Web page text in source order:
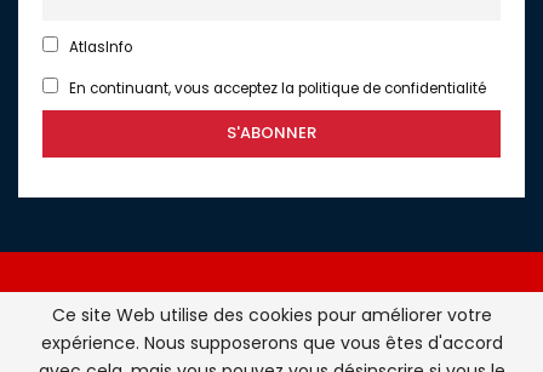
AtlasInfo
En continuant, vous acceptez la politique de confidentialité
Atlasinfo.fr : l'essentiel de l'actualité de la France et du
Ce site Web utilise des cookies pour améliorer votre
expérience. Nous supposerons que vous êtes d'accord